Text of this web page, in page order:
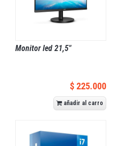
Monitor led 21,5"
$ 225.000
añadir al carro